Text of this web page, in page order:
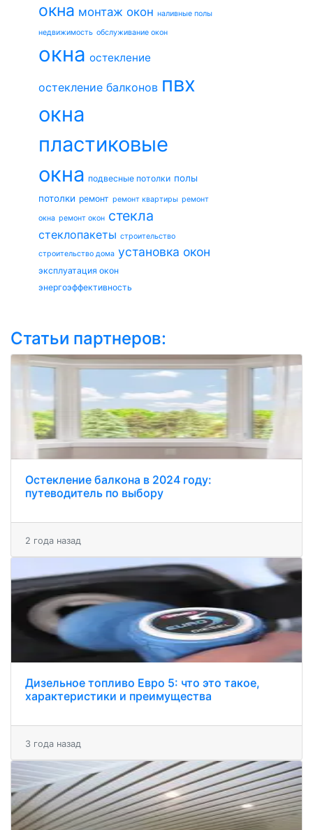
окна монтаж окон наливные полы
недвижимость обслуживание окон
окна остекление
остекление балконов пвх
окна
пластиковые
окна подвесные потолки полы
потолки ремонт ремонт квартиры ремонт
окна ремонт окон стекла
стеклопакеты строительство
строительство дома установка окон
эксплуатация окон
энергоэффективность
Статьи партнеров:
Остекление балкона в 2024 году:
путеводитель по выбору
2 года назад
Дизельное топливо Евро 5: что это такое,
характеристики и преимущества
3 года назад